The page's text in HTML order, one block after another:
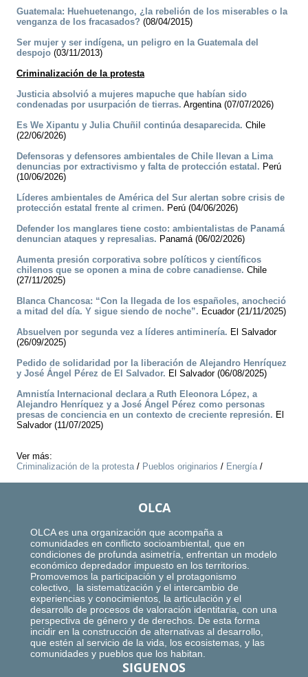
Guatemala: Huehuetenango, ¿la rebelión de los miserables o la
venganza de los fracasados? (08/04/2015)
Ser mujer y ser indígena, un peligro en la Guatemala del
despojo (03/11/2013)
Criminalización de la protesta
Justicia absolvió a mujeres mapuche que habían sido
condenadas por usurpación de tierras. Argentina (07/07/2026)
Es We Xipantu y Julia Chuñil continúa desaparecida. Chile
(22/06/2026)
Defensoras y defensores ambientales de Chile llevan a Lima
denuncias por extractivismo y falta de protección estatal. Perú
(10/06/2026)
Líderes ambientales de América del Sur alertan sobre crisis de
protección estatal frente al crimen. Perú (04/06/2026)
Defender los manglares tiene costo: ambientalistas de Panamá
denuncian ataques y represalias. Panamá (06/02/2026)
Aumenta presión corporativa sobre políticos y científicos
chilenos que se oponen a mina de cobre canadiense. Chile
(27/11/2025)
Blanca Chancosa: “Con la llegada de los españoles, anocheció
a mitad del día. Y sigue siendo de noche”. Ecuador (21/11/2025)
Absuelven por segunda vez a líderes antiminería. El Salvador
(26/09/2025)
Pedido de solidaridad por la liberación de Alejandro Henríquez
y José Ángel Pérez de El Salvador. El Salvador (06/08/2025)
Amnistía Internacional declara a Ruth Eleonora López, a
Alejandro Henríquez y a José Ángel Pérez como personas
presas de conciencia en un contexto de creciente represión. El
Salvador (11/07/2025)
Ver más:
Criminalización de la protesta/ Pueblos originarios / Energía/
OLCA
OLCA es una organización que acompaña a
comunidades en conflicto socioambiental, que en
condiciones de profunda asimetría, enfrentan un modelo
económico depredador impuesto en los territorios.
Promovemos la participación y el protagonismo
colectivo, la sistematización y el intercambio de
experiencias y conocimientos, la articulación y el
desarrollo de procesos de valoración identitaria, con una
perspectiva de género y de derechos. De esta forma
incidir en la construcción de alternativas al desarrollo,
que estén al servicio de la vida, los ecosistemas, y las
comunidades y pueblos que los habitan.
SIGUENOS